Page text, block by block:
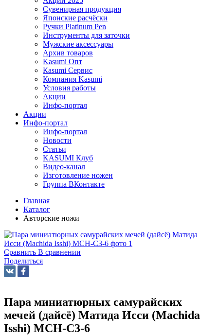
Сувенирная продукция
Японские расчёски
Ручки Platinum Pen
Инструменты для заточки
Мужские аксессуары
Архив товаров
Kasumi Опт
Кasumi Сервис
Компания Kasumi
Условия работы
Акции
Инфо-портал
Акции
Инфо-портал
Инфо-портал
Новости
Статьи
KASUMI Клуб
Видео-канал
Изготовление ножен
Группа ВКонтакте
Главная
Каталог
Авторские ножи
Сравнить В сравнении
Поделиться
Пара миниатюрных самурайских
мечей (дайсё) Матида Исси (Machida
Isshi) MCH-C3-6